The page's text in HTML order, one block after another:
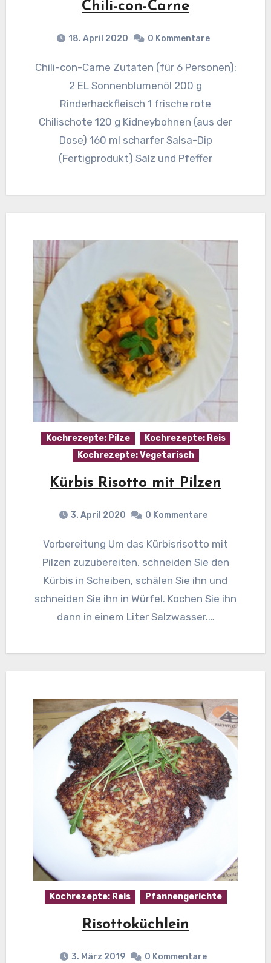
Chili-con-Carne
18. April 2020 0 Kommentare
Chili-con-Carne Zutaten (für 6 Personen):
2 EL Sonnenblumenöl 200 g
Rinderhackfleisch 1 frische rote
Chilischote 120 g Kidneybohnen (aus der
Dose) 160 ml scharfer Salsa-Dip
(Fertigprodukt) Salz und Pfeffer
Kochrezepte: Pilze
Kochrezepte: Reis
Kochrezepte: Vegetarisch
Kürbis Risotto mit Pilzen
3. April 2020 0 Kommentare
Vorbereitung Um das Kürbisrisotto mit
Pilzen zuzubereiten, schneiden Sie den
Kürbis in Scheiben, schälen Sie ihn und
schneiden Sie ihn in Würfel. Kochen Sie ihn
dann in einem Liter Salzwasser.…
Kochrezepte: Reis Pfannengerichte
Risottoküchlein
3. März 2019 0 Kommentare